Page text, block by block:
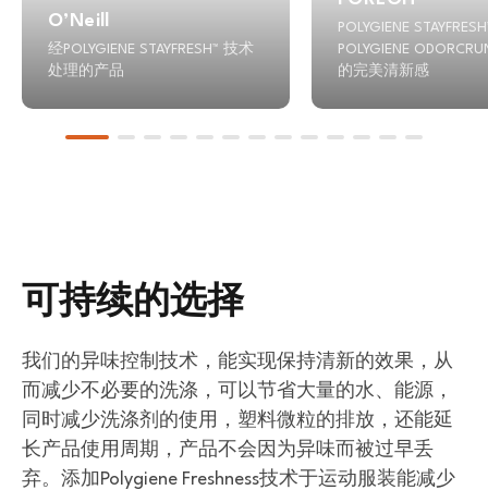
O’Neill
经POLYGIENE STAYFRESH™ 技术
处理的产品
POLYGIENE
POLYGIENE
的完美清新感
可持续的选择
我们的异味控制技术，能实现保持清新的效果，从
而减少不必要的洗涤，可以节省大量的水、能源，
同时减少洗涤剂的使用，塑料微粒的排放，还能延
长产品使用周期，产品不会因为异味而被过早丢
弃。添加Polygiene Freshness技术于运动服装能减少